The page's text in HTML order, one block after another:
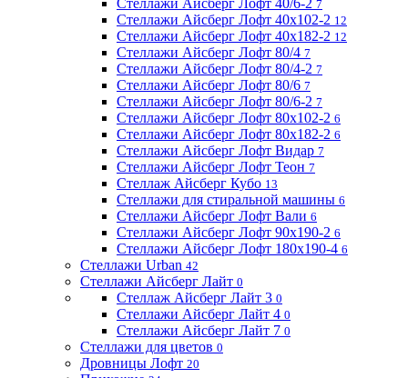
Стеллажи Айсберг Лофт 40/6-2 7
Стеллажи Айсберг Лофт 40х102-2 12
Стеллажи Айсберг Лофт 40х182-2 12
Стеллажи Айсберг Лофт 80/4 7
Стеллажи Айсберг Лофт 80/4-2 7
Стеллажи Айсберг Лофт 80/6 7
Стеллажи Айсберг Лофт 80/6-2 7
Стеллажи Айсберг Лофт 80х102-2 6
Стеллажи Айсберг Лофт 80х182-2 6
Стеллажи Айсберг Лофт Видар 7
Стеллажи Айсберг Лофт Теон 7
Стеллаж Айсберг Кубо 13
Стеллажи для стиральной машины 6
Стеллажи Айсберг Лофт Вали 6
Стеллажи Айсберг Лофт 90х190-2 6
Стеллажи Айсберг Лофт 180х190-4 6
Стеллажи Urban 42
Стеллажи Айсберг Лайт 0
Стеллаж Айсберг Лайт 3 0
Стеллажи Айсберг Лайт 4 0
Стеллажи Айсберг Лайт 7 0
Стеллажи для цветов 0
Дровницы Лофт 20